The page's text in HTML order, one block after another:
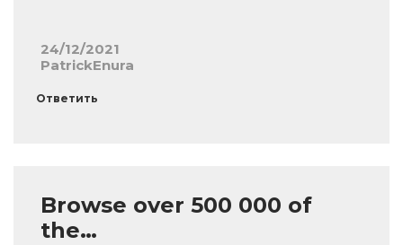
24/12/2021
PatrickEnura
Ответить
Browse over 500 000 of
the…